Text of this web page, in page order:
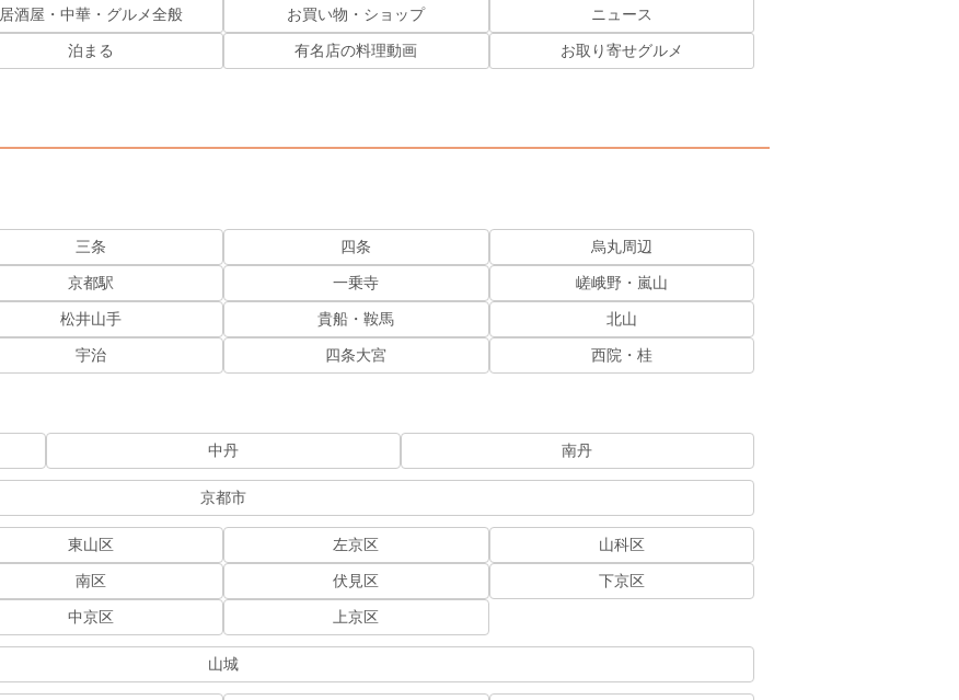
居酒屋・中華・グルメ全般 お買い物・ショップ ニュース
泊まる 有名店の料理動画 お取り寄せグルメ
三条 四条 烏丸周辺
京都駅 一乗寺 嵯峨野・嵐山
松井山手 貴船・鞍馬 北山
宇治 四条大宮 西院・桂
中丹 南丹
京都市
東山区 左京区 山科区
南区 伏見区 下京区
中京区 上京区
山城